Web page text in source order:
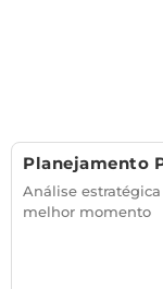
Planejamento
Análise
melhor momento